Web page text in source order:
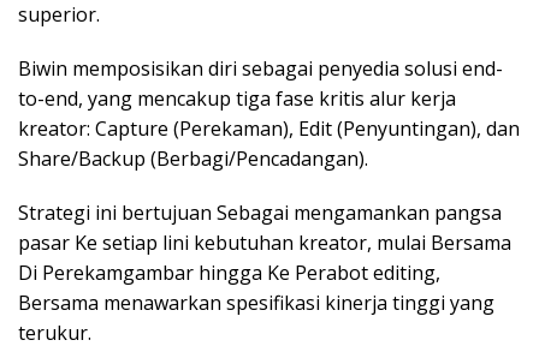
superior.
Biwin memposisikan diri sebagai penyedia solusi end-
to-end, yang mencakup tiga fase kritis alur kerja
kreator: Capture (Perekaman), Edit (Penyuntingan), dan
Share/Backup (Berbagi/Pencadangan).
Strategi ini bertujuan Sebagai mengamankan pangsa
pasar Ke setiap lini kebutuhan kreator, mulai Bersama
Di Perekamgambar hingga Ke Perabot editing,
Bersama menawarkan spesifikasi kinerja tinggi yang
terukur.